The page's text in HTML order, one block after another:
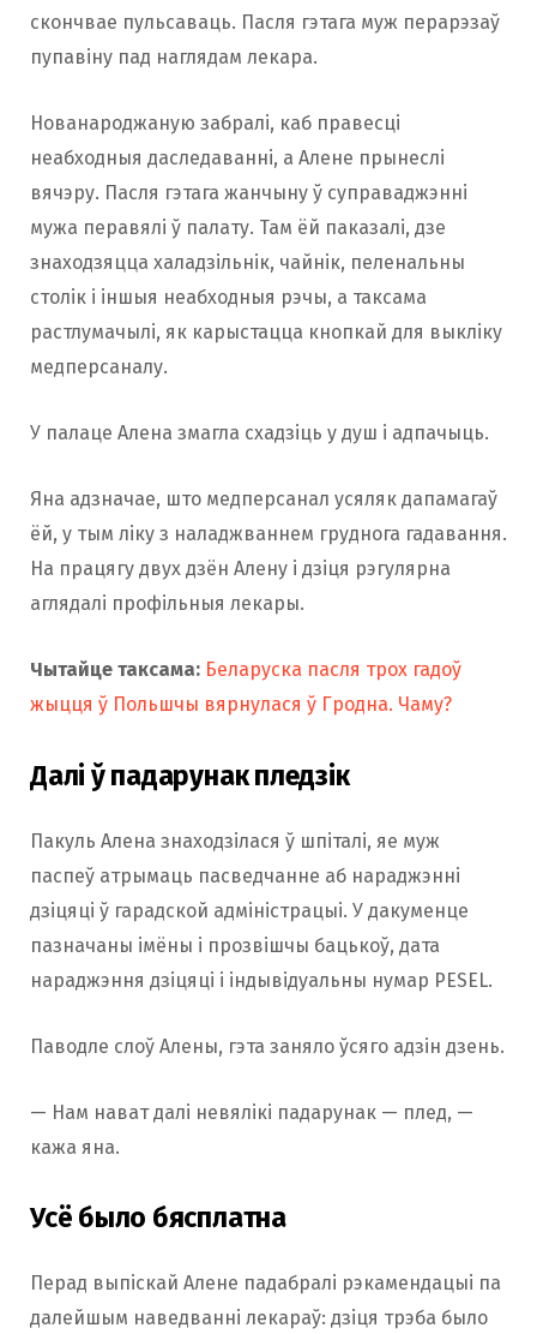
скончвае пульсаваць. Пасля гэтага муж перарэзаў
пупавіну пад наглядам лекара.
Нованароджаную забралі, каб правесці
неабходныя даследаванні, а Алене прынеслі
вячэру. Пасля гэтага жанчыну ў суправаджэнні
мужа перавялі ў палату. Там ёй паказалі, дзе
знаходзяцца халадзільнік, чайнік, пеленальны
столік і іншыя неабходныя рэчы, а таксама
растлумачылі, як карыстацца кнопкай для выкліку
медперсаналу.
У палаце Алена змагла схадзіць у душ і адпачыць.
Яна адзначае, што медперсанал усяляк дапамагаў
ёй, у тым ліку з наладжваннем груднога гадавання.
На працягу двух дзён Алену і дзіця рэгулярна
аглядалі профільныя лекары.
Чытайце таксама: Беларуска пасля трох гадоў
жыцця ў Польшчы вярнулася ў Гродна. Чаму?
Далі ў падарунак пледзік
Пакуль Алена знаходзілася ў шпіталі, яе муж
паспеў атрымаць пасведчанне аб нараджэнні
дзіцяці ў гарадской адміністрацыі. У дакуменце
пазначаны імёны і прозвішчы бацькоў, дата
нараджэння дзіцяці і індывідуальны нумар PESEL.
Паводле слоў Алены, гэта заняло ўсяго адзін дзень.
— Нам нават далі невялікі падарунак — плед, —
кажа яна.
Усё было бясплатна
Перад выпіскай Алене падабралі рэкамендацыі па
далейшым наведванні лекараў: дзіця трэба было